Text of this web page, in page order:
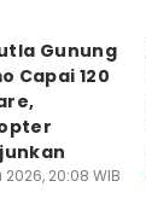
Gunung
Capai 120
2026, 20:08 WIB